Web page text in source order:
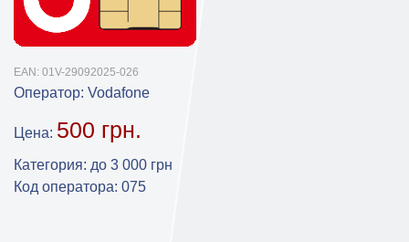
EAN: 01V-29092025-026
Оператор: Vodafone
Цена: 500 грн.
Категория: до 3 000 грн
Код оператора: 075